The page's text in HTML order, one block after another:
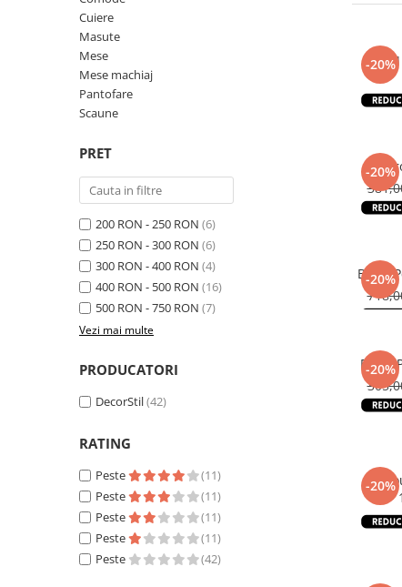
Cuiere
Masute
Mese
Mese machiaj
Pantofare
Scaune
PRET
200 RON - 250 RON (6)
250 RON - 300 RON (6)
300 RON - 400 RON (4)
400 RON - 500 RON (16)
500 RON - 750 RON (7)
Vezi mai multe
PRODUCATORI
DecorStil(42)
RATING
Peste
(11)
Peste
(11)
Peste
(11)
Peste
(11)
Peste
(42)
-20%
-20%
-20%
Birou
-20%
Birou
-20%
Birou